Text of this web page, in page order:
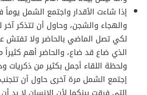
إذا شاءت الأقدار واجتمع الشمل يوماً
والهجاء والشجن، وحاول أن تتذكر
لكي تصل الماضي بالحاضر ولا تفتش
الذي ضاع قد ضاع، والحاضر أهم
ولحظة اللقاء أجمل بكثير من ذكريات
إجتمع الشمل مرة آخرى حاول أن